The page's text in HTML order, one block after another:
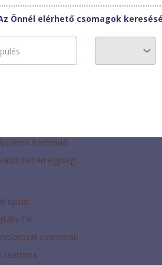
díj
fizetendő:
beltéri egység:
opció:
TV:
Sorozat csatornák :
csatorna:
Önnél elérhető csomagok